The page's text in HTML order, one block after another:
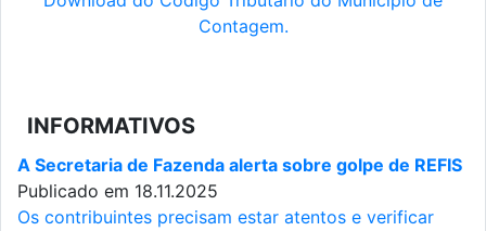
Contagem.
INFORMATIVOS
A Secretaria de Fazenda alerta sobre golpe de REFIS
Publicado em 18.11.2025
Os contribuintes precisam estar atentos e verificar